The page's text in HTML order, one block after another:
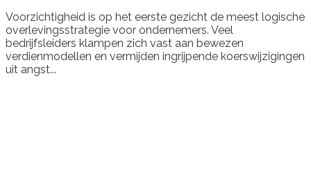
Voorzichtigheid is op het eerste gezicht de meest logische
overlevingsstrategie voor ondernemers. Veel
bedrijfsleiders klampen zich vast aan bewezen
verdienmodellen en vermijden ingrijpende koerswijzigingen
uit angst...